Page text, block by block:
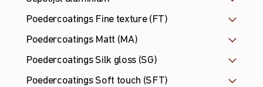
Poedercoatings Fine texture (FT)
Poedercoatings Matt (MA)
Poedercoatings Silk gloss (SG)
Poedercoatings Soft touch (SFT)